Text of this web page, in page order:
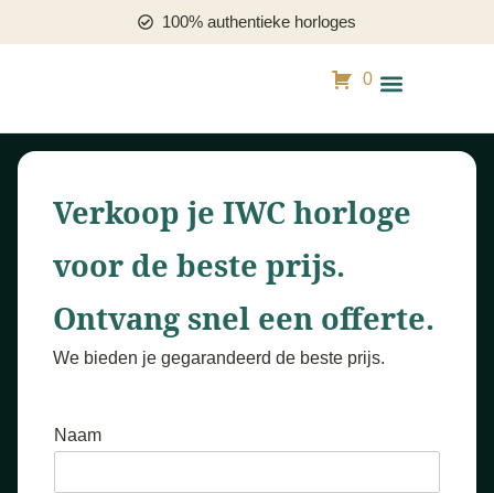
100% authentieke horloges
0
Verkoop je IWC horloge
voor de beste prijs.
Ontvang snel een offerte.
We bieden je gegarandeerd de beste prijs.
Naam